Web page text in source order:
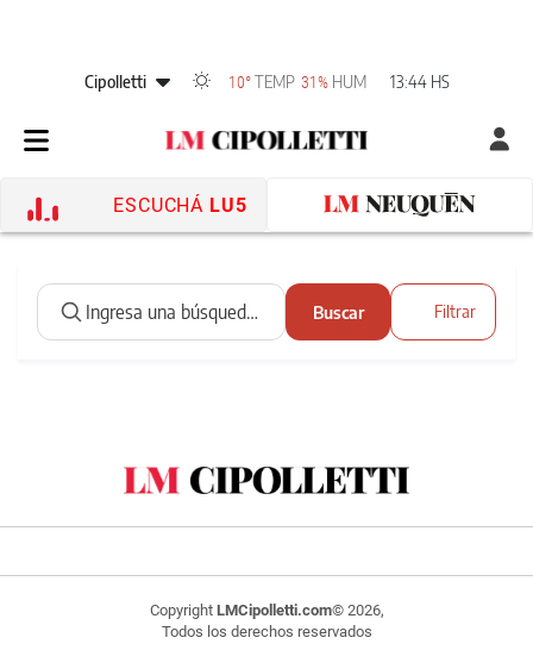
Cipolletti 10° TEMP 31% HUM 13:44 HS
ESCUCHÁ LU5
Buscar Filtrar
Copyright LMCipolletti.com© 2026,
Todos los derechos reservados